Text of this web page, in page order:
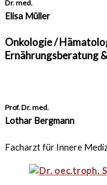
Dr. med.
Elisa Müller
Onkologie /
Ernährungsberatung
Prof. Dr. med.
Lothar Bergmann
Facharzt für Innere